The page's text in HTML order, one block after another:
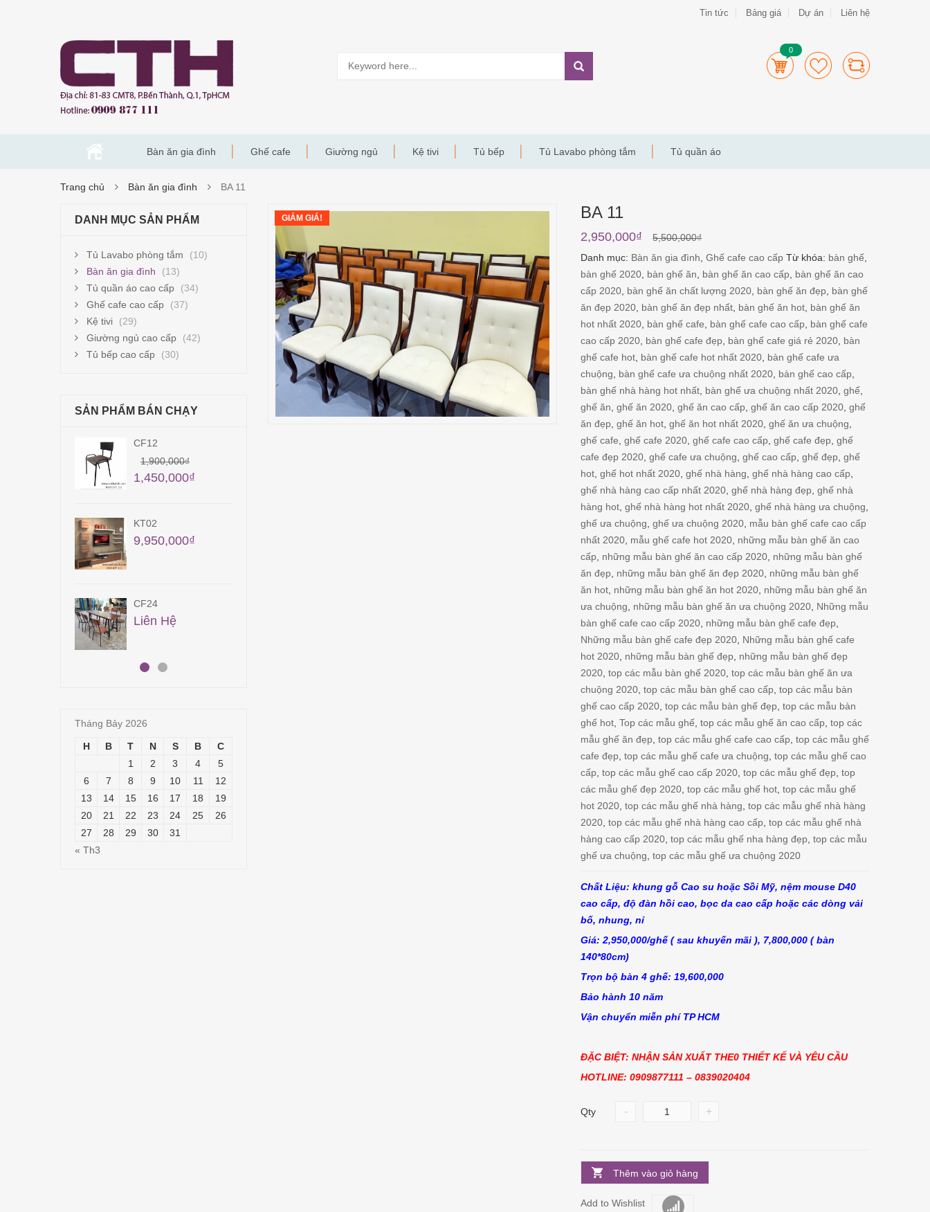
Tin tức Bảng giá Dự án Liên hệ
0
Bàn ăn gia đình Ghế cafe Giường ngủ Kệ tivi Tủ bếp Tủ Lavabo phòng tắm Tủ quần áo
Trang chủ Bàn ăn gia đình BA 11
GIẢM GIÁ! BA 11
5,500,000₫
2,950,000₫
Danh mục: Bàn ăn gia đình ,Ghế cafe cao cấp Từ khóa: bàn ghế
bàn ghế 2020 bàn ghế ăn bàn ghế ăn cao cấp bàn ghế ăn cao
cấp 2020 bàn ghế ăn chất lượng 2020 bàn ghế ăn đẹp bàn ghế
ăn đẹp 2020 bàn ghế ăn đẹp nhất bàn ghế ăn hot bàn ghế ăn
hot nhất 2020 bàn ghế cafe bàn ghế cafe cao cấp bàn ghế cafe
cao cấp 2020 bàn ghế cafe đẹp bàn ghế cafe giá rẻ 2020 bàn
ghế cafe hot bàn ghế cafe hot nhất 2020 bàn ghế cafe ưa
chuộng
bàn ghế cafe ưa chuộng nhất 2020 bàn ghế cao cấp
bàn ghế nhà hàng hot nhất bàn ghế ưa chuộng nhất 2020 ,ghế
ghế ăn ,ghế ăn 2020 ,ghế ăn cao cấp ,ghế ăn cao cấp 2020 ,ghế
ăn đẹp ,ghế ăn hot ,ghế ăn hot nhất 2020 ,ghế ăn ưa chuộng
ghế cafe ,ghế cafe 2020 ,ghế cafe cao cấp ,ghế cafe đẹp ,ghế
cafe đẹp 2020 ,ghế cafe ưa chuộng ,ghế cao cấp ,ghế đẹp ,ghế
hot ,ghế hot nhất 2020 ,ghế nhà hàng ,ghế nhà hàng cao cấp
ghế nhà hàng cao cấp nhất 2020 ,ghế nhà hàng đẹp ,ghế nhà
hàng hot ,ghế nhà hàng hot nhất 2020 ,ghế nhà hàng ưa chuộng
ghế ưa chuộng ,ghế ưa chuộng 2020 mẫu bàn ghế cafe cao cấp
nhất 2020 mẫu ghế cafe hot 2020 những mẫu bàn ghế ăn cao
cấp những mẫu bàn ghế ăn cao cấp 2020 những mẫu bàn ghế
ăn đẹp những mẫu bàn ghế ăn đẹp 2020 những mẫu bàn ghế
ăn hot những mẫu bàn ghế ăn hot 2020 những mẫu bàn ghế ăn
ưa chuộng
những mẫu bàn ghế ăn ưa chuộng 2020 Những mẫu
bàn ghế cafe cao cấp 2020 những mẫu bàn ghế cafe đẹp
Những mẫu bàn ghế cafe đẹp 2020 Những mẫu bàn ghế cafe
hot 2020 những mẫu bàn ghế đẹp những mẫu bàn ghế đẹp
2020 ,top các mẫu bàn ghế 2020 ,top các mẫu bàn ghế ăn ưa
chuộng 2020 ,top các mẫu bàn ghế cao cấp ,top các mẫu bàn
ghế cao cấp 2020 ,top các mẫu bàn ghế đẹp ,top các mẫu bàn
ghế hot ,Top các mẫu ghế ,top các mẫu ghế ăn cao cấp ,top các
mẫu ghế ăn đẹp ,top các mẫu ghế cafe cao cấp ,top các mẫu ghế
cafe đẹp ,top các mẫu ghế cafe ưa chuộng ,top các mẫu ghế cao
cấp ,top các mẫu ghế cao cấp 2020 ,top các mẫu ghế đẹp ,top
các mẫu ghế đẹp 2020 ,top các mẫu ghế hot ,top các mẫu ghế
hot 2020 ,top các mẫu ghế nhà hàng ,top các mẫu ghế nhà hàng
2020 ,top các mẫu ghế nhà hàng cao cấp ,top các mẫu ghế nhà
hàng cao cấp 2020 ,top các mẫu ghế nha hàng đẹp ,top các mẫu
ghế ưa chuộng ,top các mẫu ghế ưa chuộng 2020
Chất Liệu: khung gỗ Cao su hoặc Sồi Mỹ, nệm mouse D40
cao cấp, độ đàn hồi cao, bọc da cao cấp hoặc các dòng vải
bố, nhung, nỉ
Giá: 2,950,000/ghế ( sau khuyến mãi ), 7,800,000 ( bàn
140*80cm)
Trọn bộ bàn 4 ghế: 19,600,000
Bảo hành 10 năm
Vận chuyển miễn phí TP HCM
ĐẶC BIỆT: NHẬN SẢN XUẤT THE0 THIẾT KẾ VÀ YÊU CẦU
HOTLINE: 0909877111 – 0839020404
Qty - +
Thêm vào giỏ hàng
Add to Wishlist
DANH MỤC SẢN PHẨM
Tủ Lavabo phòng tắm
(10)
Bàn ăn gia đình
(13)
Tủ quần áo cao cấp
(34)
Ghế cafe cao cấp
(37)
Kệ tivi
(29)
Giường ngủ cao cấp
(42)
Tủ bếp cao cấp
(30)
SẢN PHẨM BÁN CHẠY
TB12
28,700,000
KT15
5,400,000₫
QA31
15,300,000
Tháng Bảy 2026
H B T N S B
C
1
2 3 4
5
6
7 8 9 10 11
12
13
14 15 16 17 18
19
20
21 22 23 24 25
26
27
28 29 30
31
« Th3